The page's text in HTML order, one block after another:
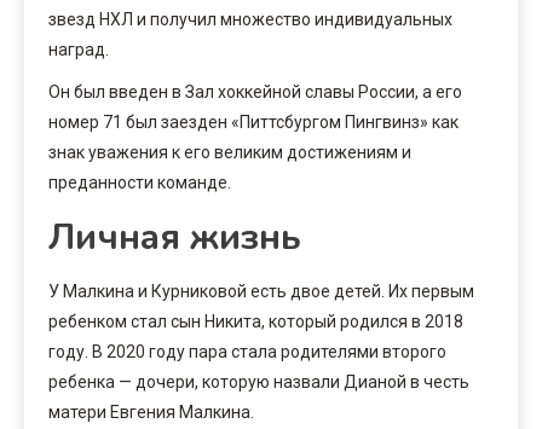
звезд НХЛ и получил множество индивидуальных
наград.
Он был введен в Зал хоккейной славы России, а его
номер 71 был заезден «Питтсбургом Пингвинз» как
знак уважения к его великим достижениям и
преданности команде.
Личная жизнь
У Малкина и Курниковой есть двое детей. Их первым
ребенком стал сын Никита, который родился в 2018
году. В 2020 году пара стала родителями второго
ребенка — дочери, которую назвали Дианой в честь
матери Евгения Малкина.